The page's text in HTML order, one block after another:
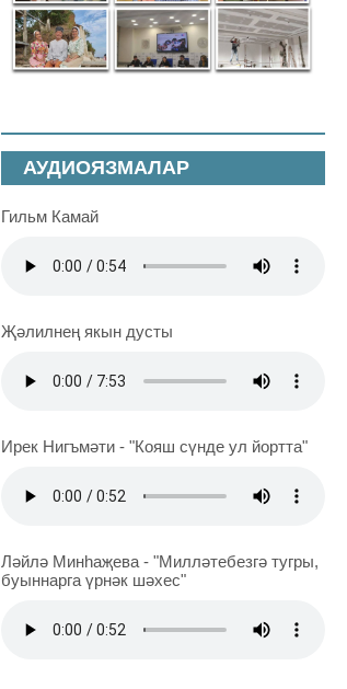
АУДИОЯЗМАЛАР
Гильм Камай
Җәлилнең якын дусты
Ирек Нигъмәти - "Кояш сүнде ул йортта"
Ләйлә Минһаҗева - "Милләтебезгә тугры,
буыннарга үрнәк шәхес"